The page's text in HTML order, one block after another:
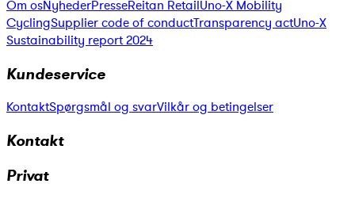
Om osNyhederPresseReitan RetailUno-X Mobility
CyclingSupplier code of conductTransparency actUno-X
Sustainability report 2024
Kundeservice
KontaktSpørgsmål og svarVilkår og betingelser
Kontakt
Privat